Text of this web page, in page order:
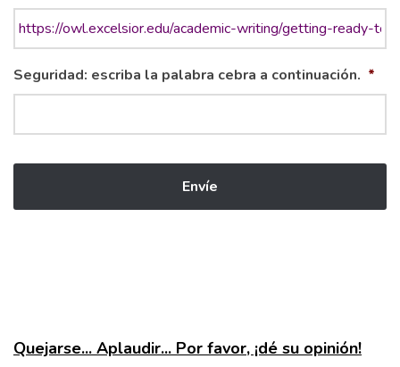
Seguridad: escriba la palabra cebra a continuación. *
Quejarse... Aplaudir... Por favor, ¡dé su opinión!